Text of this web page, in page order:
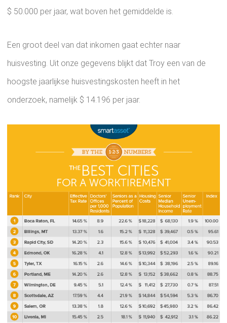
$ 50.000 per jaar, wat boven het gemiddelde is.
Een groot deel van dat inkomen gaat echter naar
huisvesting. Uit onze gegevens blijkt dat Troy een van de
hoogste jaarlijkse huisvestingskosten heeft in het
onderzoek, namelijk $ 14.196 per jaar.